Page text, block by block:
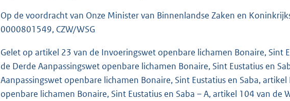
r
Op de voordracht van Onze Minister van Binnenlandse Zaken en
0000801549, CZW/WSG
Gelet op artikel 23 van de Invoeringswet openbare lichamen Bonaire, Sint
de Derde Aanpassingswet openbare lichamen Bonaire, Sint Eustatius en
Aanpassingswet openbare lichamen Bonaire, Sint Eustatius en Saba,
openbare lichamen Bonaire, Sint Eustatius en Saba – A, artikel 104 van